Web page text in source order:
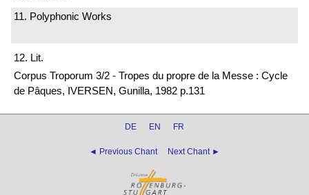
11. Polyphonic Works
12. Lit.
Corpus Troporum 3/2 - Tropes du propre de la Messe : Cycle
de Pâques, IVERSEN, Gunilla, 1982 p.131
DE EN FR
◄ Previous Chant Next Chant ►